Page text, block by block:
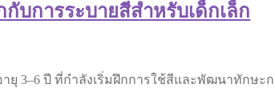
บการระบายสีสำหรับเด็กเล็ก
อายุ 3–6 ปี ที่กำลังเริ่มฝึกการใช้สีและพัฒนาทักษ